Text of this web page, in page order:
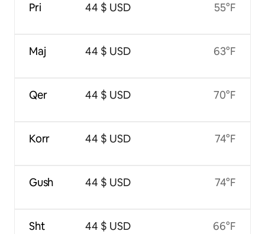
Pri
Maj
Qer
Korr
Gush
Sht
44 $ USD
44 $ USD
44 $ USD
44 $ USD
44 $ USD
44 $ USD
55°F
63°F
70°F
74°F
74°F
66°F